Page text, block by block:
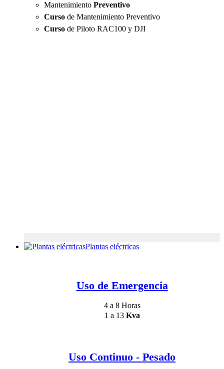
Mantenimiento Preventivo
Curso de Mantenimiento Preventivo
Curso de Piloto RAC100 y DJI
Plantas eléctricas
Uso de Emergencia
4 a 8 Horas
1 a 13 Kva
Uso Continuo - Pesado